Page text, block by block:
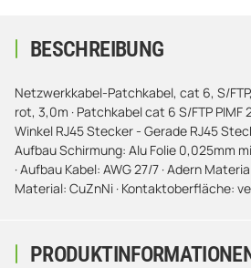
BESCHREIBUNG
Netzwerkkabel-Patchkabel, cat 6, S/
rot, 3,0m · Patchkabel cat 6 S/FTP PIMF
Winkel RJ45 Stecker - Gerade RJ45
Aufbau Schirmung: Alu Folie 0,025mm
· Aufbau Kabel: AWG 27/7 · Adern
Material: CuZnNi · Kontaktoberfläche: